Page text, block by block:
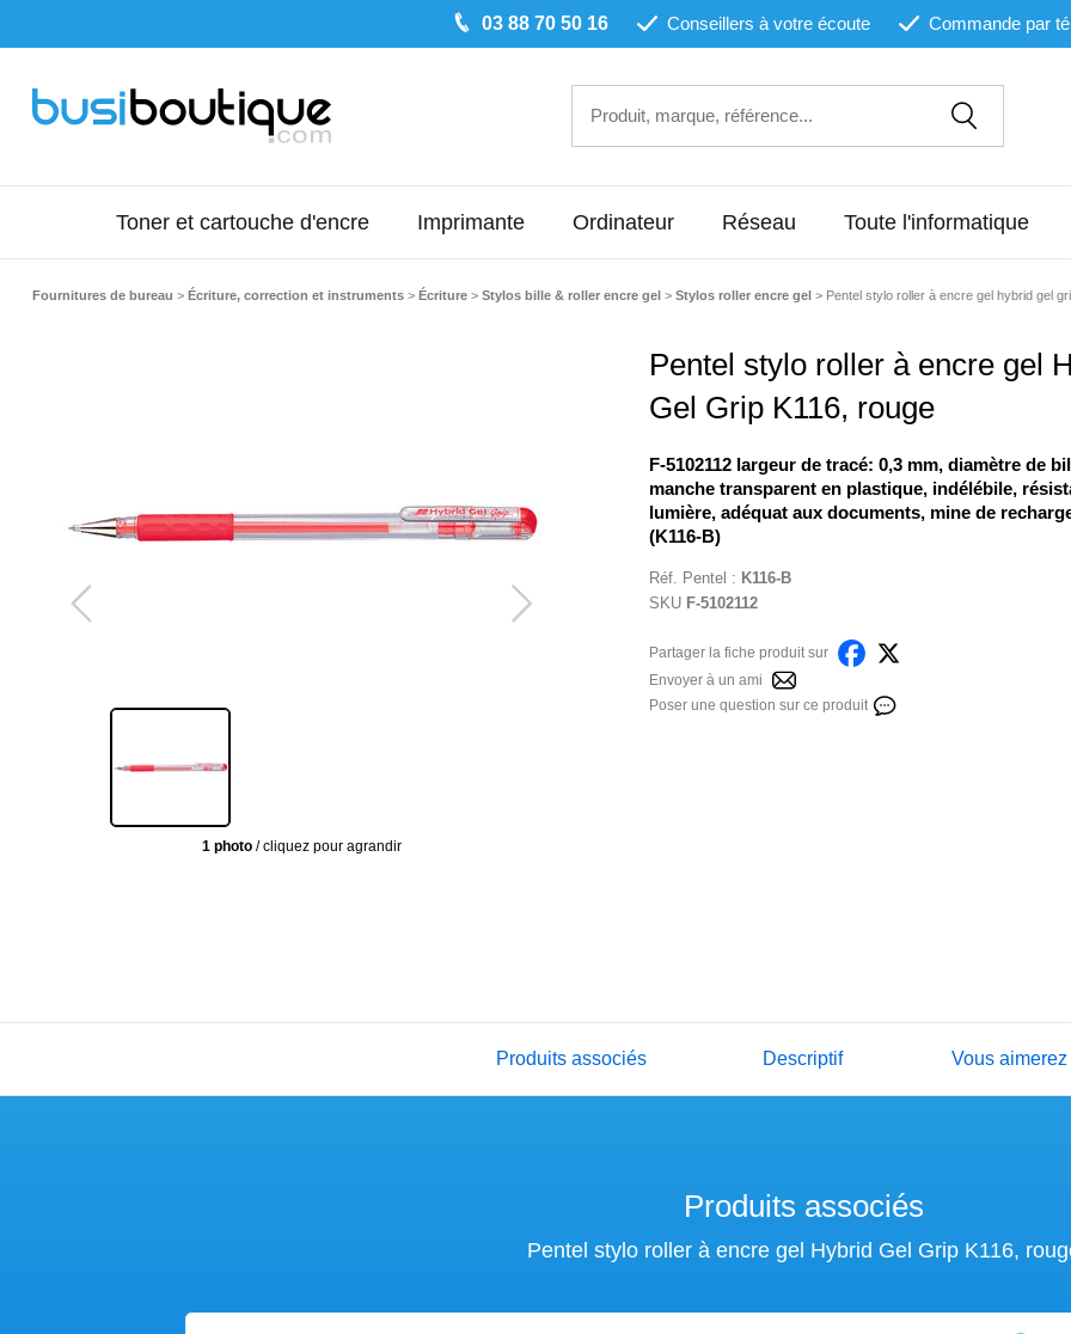
03 88 70 50 16 Conseillers à votre écoute Commande par
Toner et cartouche d'encre Imprimante Ordinateur Réseau Toute l'informatique
Fournitures de bureau > Écriture, correction et instruments > Écriture > Stylos bille & roller encre gel > Stylos roller encre gel> Pentel stylo roller à encre gel hybrid gel
1 photo / cliquez pour agrandir
Pentel stylo roller à encre gel
Gel Grip K116, rouge
F-5102112 largeur de tracé: 0,3 mm, diamètre de
manche transparent en plastique, indélébile,
lumière, adéquat aux documents, mine de
(K116-B)
Réf. Pentel : K116-B
SKU F-5102112
Partager la fiche produit sur
Envoyer à un ami
Poser une question sur ce produit
Produits associés Descriptif Vous
Produits associés
Pentel stylo roller à encre gel Hybrid Gel Grip K116,